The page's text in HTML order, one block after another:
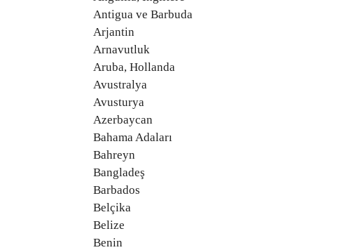
Antigua ve Barbuda
Arjantin
Arnavutluk
Aruba, Hollanda
Avustralya
Avusturya
Azerbaycan
Bahama Adaları
Bahreyn
Bangladeş
Barbados
Belçika
Belize
Benin